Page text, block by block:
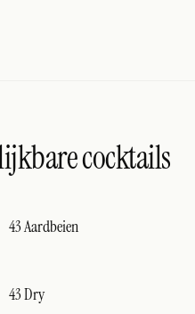
cocktails
43 Aardbeien
43 Dry